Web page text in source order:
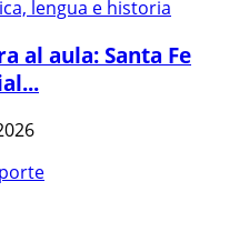
al aula: Santa Fe